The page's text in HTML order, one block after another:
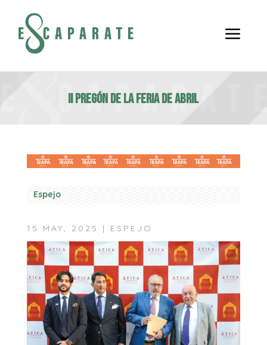
a
II PREGÓN DE LA FERIA DE ABRIL
Espejo
15 MAY, 2025 | ESPEJO